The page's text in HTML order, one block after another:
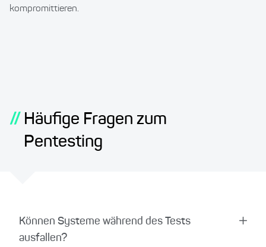
kompromittieren.
// Häufige Fragen zum
Pentesting
Können Systeme während des Tests
ausfallen?